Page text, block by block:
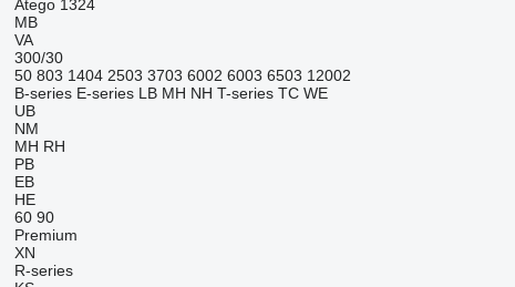
Atego 1324
MB
VA
300/30
50 803 1404 2503 3703 6002 6003 6503 12002
B-series E-series LB MH NH T-series TC WE
UB
NM
MH RH
PB
EB
HE
60 90
Premium
XN
R-series